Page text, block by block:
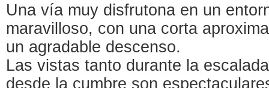
Una vía muy disfrutona en un
maravilloso, con una corta
un agradable descenso.
Las vistas tanto durante la
desde la cumbre son